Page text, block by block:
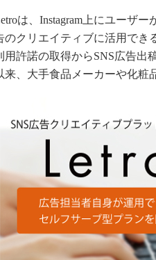
は、Instagram上にユーザー
のクリエイティブに活用でき
用許諾の取得からSNS広告出
来、大手食品メーカーや化粧